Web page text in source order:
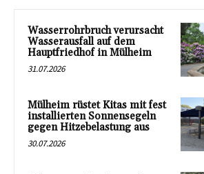
Wasserrohrbruch verursacht
Wasserausfall auf dem
Hauptfriedhof in Mülheim
31.07.2026
Mülheim rüstet Kitas mit fest
installierten Sonnensegeln
gegen Hitzebelastung aus
30.07.2026